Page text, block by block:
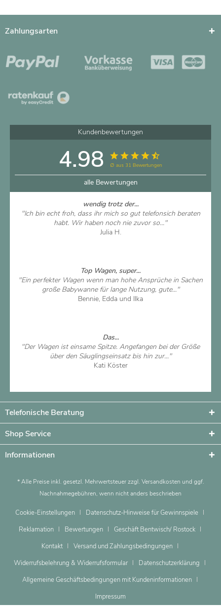
Zahlungsarten
Kundenbewertungen
4.98 ∅ aus 31 Bewertungen
alle Bewertungen
wendig trotz der...
"Ich bin echt froh, dass ihr mich so gut telefonsich beraten
habt. Wir haben noch nie zuvor so..."
Julia H.
Top Wagen, super...
"Ein perfekter Wagen wenn man hohe Ansprüche in Sachen
große Babywanne für lange Nutzung, gute..."
Bennie, Edda und Ilka
Das...
"Der Wagen ist einsame Spitze. Angefangen bei der Größe
über den Säuglingseinsatz bis hin zur..."
Kati Köster
Telefonische Beratung
Shop Service
Informationen
* Alle Preise inkl. gesetzl. Mehrwertsteuer zzgl. Versandkosten und ggf.
Nachnahmegebühren, wenn nicht anders beschrieben
Cookie-Einstellungen
Datenschutz-Hinweise für Gewinnspiele
Reklamation
Bewertungen
Geschäft Bentwisch/ Rostock
Kontakt
Versand und Zahlungsbedingungen
Widerrufsbelehrung & Widerrufsformular
Datenschutzerklärung
Allgemeine Geschäftsbedingungen mit Kundeninformationen
Impressum